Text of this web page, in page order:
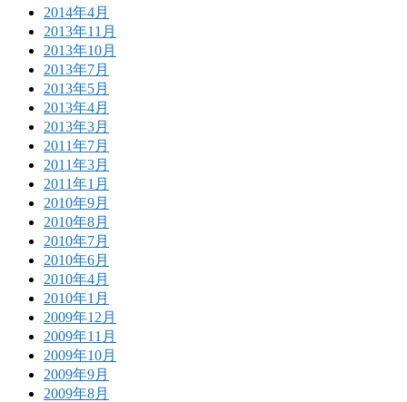
2014年4月
2013年11月
2013年10月
2013年7月
2013年5月
2013年4月
2013年3月
2011年7月
2011年3月
2011年1月
2010年9月
2010年8月
2010年7月
2010年6月
2010年4月
2010年1月
2009年12月
2009年11月
2009年10月
2009年9月
2009年8月